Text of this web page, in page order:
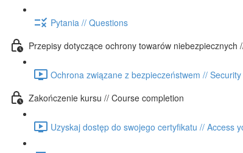
Pytania // Questions
Przepisy dotyczące ochrony towarów niebezpiecznych
Ochrona związane z bezpieczeństwem //
Zakończenie kursu // Course completion
Uzyskaj dostęp do swojego certyfikatu // Access